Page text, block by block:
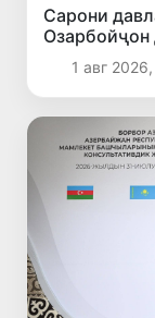
Сарони
ширкат
1 авг